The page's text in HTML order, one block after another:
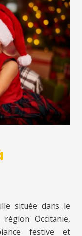
située dans le
Occitanie,
festive et